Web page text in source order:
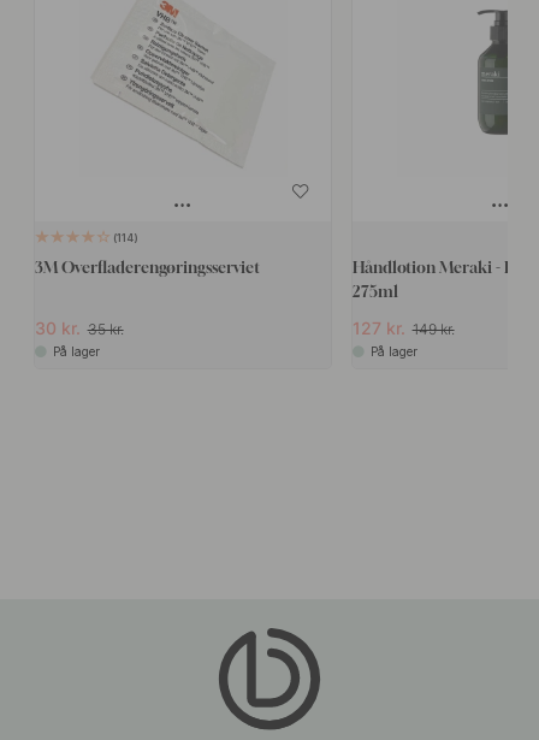
114
3M Overfladerengøringsserviet
30 kr. 35 kr.
På lager
Håndlotion Meraki -
275ml
127 kr. 149 kr.
På lager